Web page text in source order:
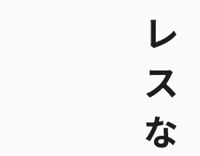
レ
ス
な